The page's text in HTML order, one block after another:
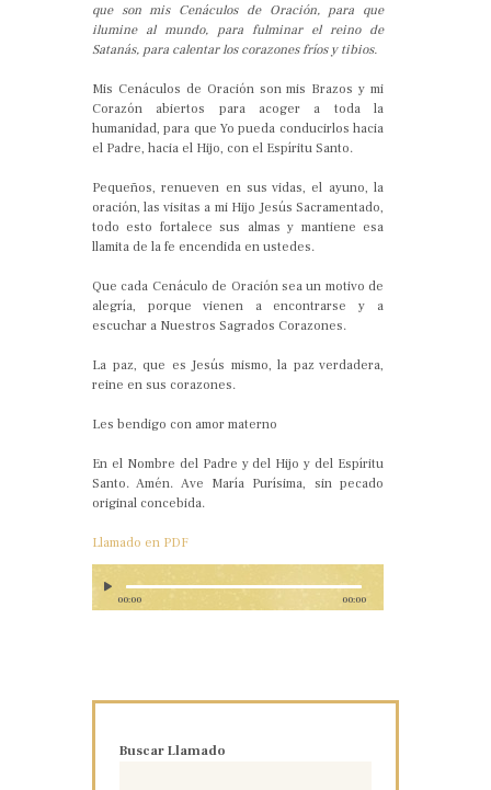
que son mis Cenáculos de Oración, para que
ilumine al mundo, para fulminar el reino de
Satanás, para calentar los corazones fríos y tibios.
Mis Cenáculos de Oración son mis Brazos y mi
Corazón abiertos para acoger a toda la
humanidad, para que Yo pueda conducirlos hacia
el Padre, hacia el Hijo, con el Espíritu Santo.
Pequeños, renueven en sus vidas, el ayuno, la
oración, las visitas a mi Hijo Jesús Sacramentado,
todo esto fortalece sus almas y mantiene esa
llamita de la fe encendida en ustedes.
Que cada Cenáculo de Oración sea un motivo de
alegría, porque vienen a encontrarse y a
escuchar a Nuestros Sagrados Corazones.
La paz, que es Jesús mismo, la paz verdadera,
reine en sus corazones.
Les bendigo con amor materno
En el Nombre del Padre y del Hijo y del Espíritu
Santo. Amén. Ave María Purísima, sin pecado
original concebida.
Llamado en PDF
00:00 00:00
Buscar Llamado